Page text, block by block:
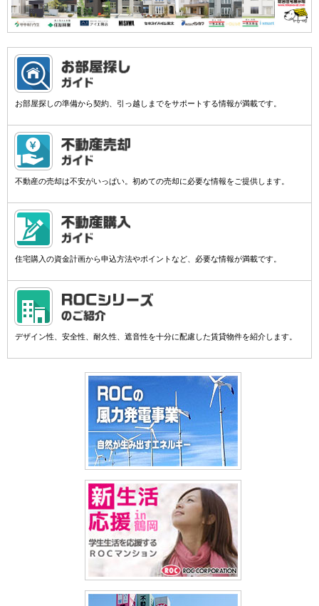
お部屋探しの準備から契約、引っ越しまでをサポートする情報が満載です。
不動産の売却は不安がいっぱい。初めての売却に必要な情報をご提供します。
住宅購入の資金計画から申込方法やポイントなど、必要な情報が満載です。
デザイン性、安全性、耐久性、遮音性を十分に配慮した賃貸物件を紹介します。